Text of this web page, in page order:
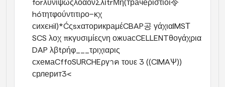
forλυνιψωςλοάονΣλίtrΜη(трачеριστιοι令
hóτητφούντιτιρο−κχ
сихєнil)*ĆςsxαторикраμέCBAP공 γάχιαIMSТ
SCS λοχ πκγυσιμίεςνη ожυасCELLENTθογάχρια
DAP λβtρήφ___τριχιαρις
схемаCffοSURCHEργาค τουε 3 ((CIMAѰ))
срлерит3<